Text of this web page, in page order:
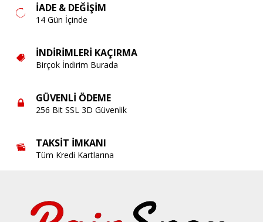
İADE & DEĞIŞIM
14 Gün İçinde
İNDIRIMLERI KAÇIRMA
Birçok İndirim Burada
GÜVENLI ÖDEME
256 Bit SSL 3D Güvenlik
TAKSIT İMKANI
Tüm Kredi Kartlarına